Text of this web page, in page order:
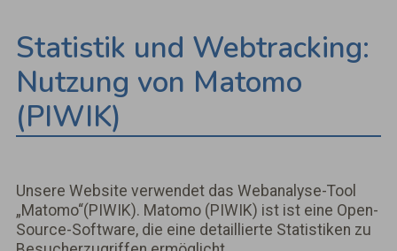
Statistik und Webtracking:
Nutzung von Matomo
(PIWIK)
Unsere Website verwendet das Webanalyse-Tool
„Matomo“(PIWIK). Matomo (PIWIK) ist ist eine Open-
Source-Software, die eine detaillierte Statistiken zu